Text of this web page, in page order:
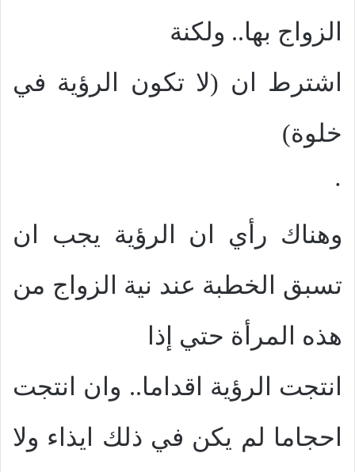
الزواج بها.. ولكنة
اشترط ان (لا تكون الرؤية في
خلوة)
·
وهناك رأي ان الرؤية يجب ان
تسبق الخطبة عند نية الزواج من
هذه المرأة حتي إذا
انتجت الرؤية اقداما.. وان انتجت
احجاما لم يكن في ذلك ايذاء ولا